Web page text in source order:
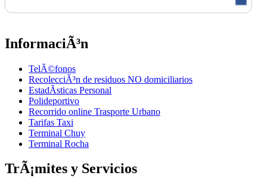
InformaciÃ³n
TelÃ©fonos
RecolecciÃ³n de residuos NO domiciliarios
EstadÃ­sticas Personal
Polideportivo
Recorrido online Trasporte Urbano
Tarifas Taxi
Terminal Chuy
Terminal Rocha
TrÃ¡mites y Servicios